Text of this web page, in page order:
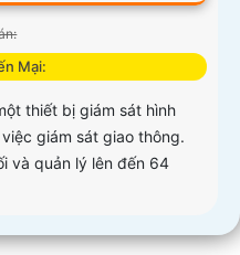
Mại:
thiết bị giám sát hình
giám sát giao thông.
và quản lý lên đến 64